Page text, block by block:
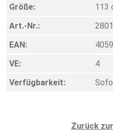
Größe:
113
Art.-Nr.:
EAN:
VE:
4
Verfügbarkeit:
Zurück